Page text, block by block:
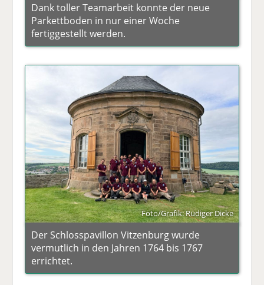
Dank toller Teamarbeit konnte der neue
Parkettboden in nur einer Woche
fertiggestellt werden.
Foto/Grafik: Rüdiger Dicke
Der Schlosspavillon Vitzenburg wurde
vermutlich in den Jahren 1764 bis 1767
errichtet.